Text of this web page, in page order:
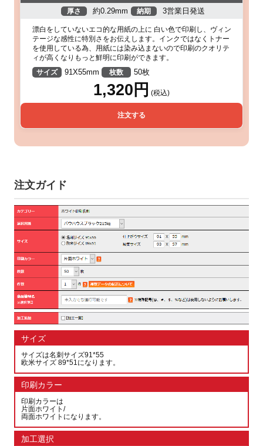
厚さ 約0.29mm 納期 3営業日発送
漂白をしていないエコ的な用紙の上に 白い色で印刷し、ヴィン
テージな感性に特別さをお伝えします。インクではなくトナー
を使用している為、用紙には染み込まないので印刷のクオリテ
ィが高くなりもっと鮮明に印刷ができます。
サイズ
91X55mm 枚数 50枚
1,320円 (税込)
注文する
注文ガイド
サイズ
サイズは名刺サイズ91*55
欧米サイズ 89*51になります。
印刷カラー
印刷カラーは
片面ホワイト/
両面ホワイトになります。
加工選択